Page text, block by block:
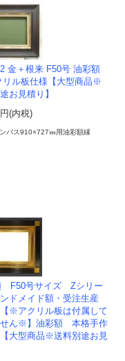
金＋根来 F50号 油彩額
リル板仕様【大型商品※
お見積り】
(内税)
バス910×727㎜用油彩額縁
F50号サイズ Zシリー
ドメイド額・受注生産
※アクリル板は付属して
せん※】油彩額 本格手作
大型商品※送料別途お見